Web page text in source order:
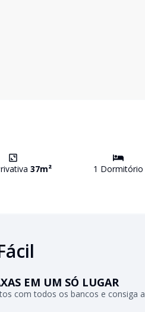
37m² 1 Dormitório
EM UM SÓ LUGAR
com todos os bancos e consiga a